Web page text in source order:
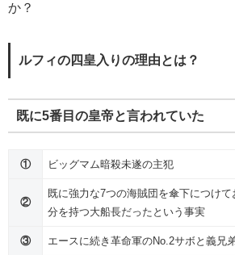
か？
ルフィの四皇入りの理由とは？
既に5番目の皇帝と言われていた
① ビッグマム暗殺未遂の主犯
②
既に強力な7つの海賊団を傘下につけ
分を持つ大船長だったという事実
③ エースに続き革命軍のNo.2サボと義兄